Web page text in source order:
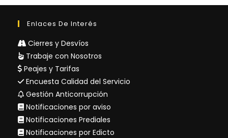
Enlaces De Interés
Cierres y Desvíos
Trabaje con Nosotros
Peajes y Tarifas
Encuesta Calidad del Servicio
Gestión Anticorrupción
Notificaciones por aviso
Notificaciones Prediales
Notificaciones por Edicto